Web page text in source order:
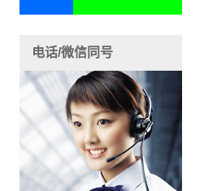
电话/微信同号